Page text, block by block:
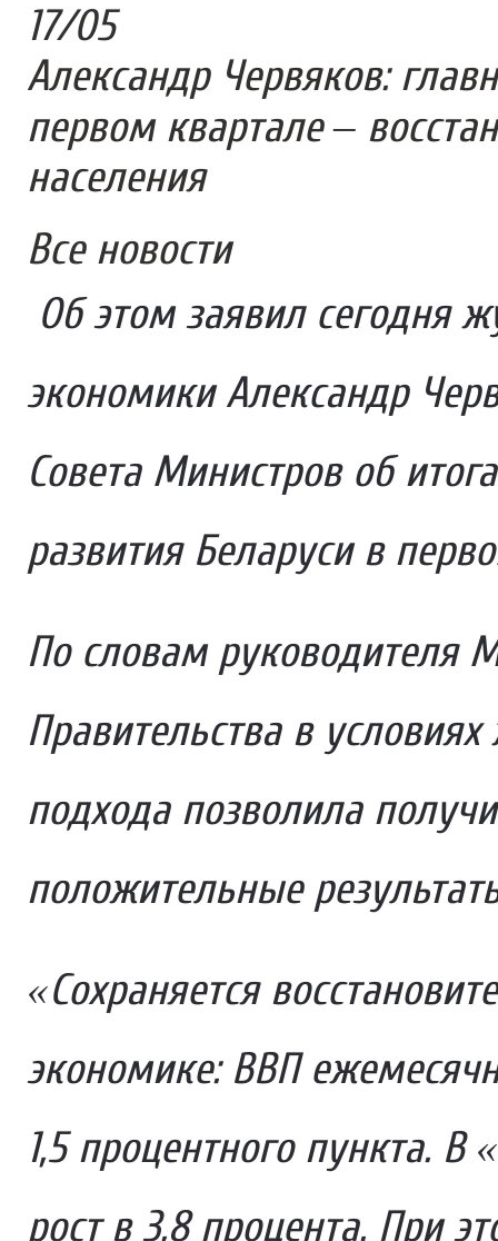
17/05
Александр Червяков:
первом квартале –
населения
Все новости
Об этом заявил сегодня
экономики Александр
Совета Министров об
развития Беларуси в
По словам руководителя
Правительства в
подхода позволила
положительные
«Сохраняется
экономике: ВВП
1,5 процентного пункта.
рост в 3,8 процента. При